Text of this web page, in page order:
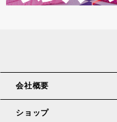
会社概要
ショップ